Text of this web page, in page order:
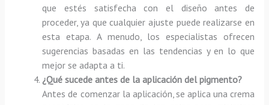
que estés satisfecha con el diseño antes de
proceder, ya que cualquier ajuste puede realizarse en
esta etapa. A menudo, los especialistas ofrecen
sugerencias basadas en las tendencias y en lo que
mejor se adapta a ti.
¿Qué sucede antes de la aplicación del pigmento?
Antes de comenzar la aplicación, se aplica una crema